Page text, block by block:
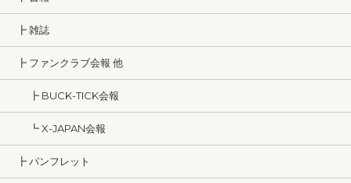
┣ 雑誌
┣ ファンクラブ会報 他
┣ BUCK-TICK会報
┗ X-JAPAN会報
┣ パンフレット